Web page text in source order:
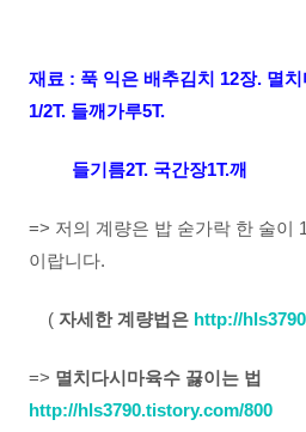
재료 : 푹 익은 배추김치 12장. 멸
1/2T. 들깨가루5T.
들기름2T. 국간장1T.깨
=> 저의 계량은 밥 숟가락 한 술이
이랍니다.
( 자세한 계량법은 http://
=> 멸치다시마육수 끓이는 법
http://hls3790.tistory.com/800